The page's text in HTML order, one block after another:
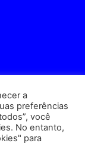
– RJ, 28906-290
a
preferências
você
No entanto,
para